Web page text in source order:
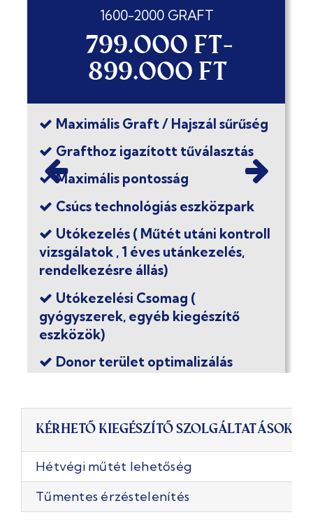
1600-2000 GRAFT
899.000 FT
Maximális Graft / Hajszál sűrűség
Grafthoz igazított tűválasztás
Maximális pontosság
Csúcs technológiás eszközpark
Utókezelés ( Műtét utáni kontroll
vizsgálatok , 1 éves utánkezelés,
rendelkezésre állás)
Utókezelési Csomag (
gyógyszerek, egyéb kiegészítő
eszközök)
Donor terület optimalizálás
leghatékonyabb nemzetközi
módszer)
Speciális hajdiagnosztika
dermatoszkóppal
3-4 csillagos szoba
799.000 FT-
Kapcsolatfelvétel
Kérhető kiegészítő szolgáltatások
Hétvégi műtét lehetőség
Tűmentes érzéstelenítés